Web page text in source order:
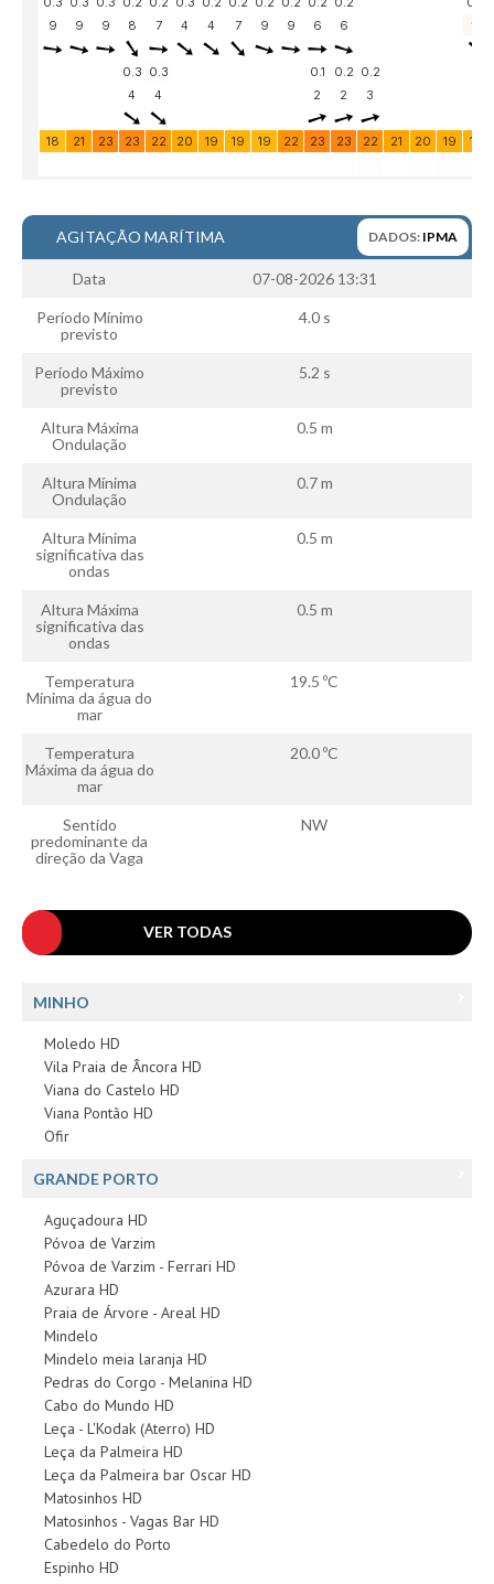
AGITAÇÃO MARÍTIMA DADOS: IPMA
Data 07-08-2026 13:31
Período Mínimo
previsto
4.0 s
Período Máximo
previsto
5.2 s
Altura Máxima
Ondulação
0.5 m
Altura Mínima
Ondulação
0.7 m
Altura Mínima
significativa das
ondas
0.5 m
Altura Máxima
significativa das
ondas
0.5 m
Temperatura
Mínima da água do
mar
19.5 ºC
Temperatura
Máxima da água do
mar
20.0 ºC
Sentido
predominante da
direção da Vaga
NW
VER TODAS
MINHO
Moledo HD
Vila Praia de Âncora HD
Viana do Castelo HD
Viana Pontão HD
Ofir
GRANDE PORTO
Aguçadoura HD
Póvoa de Varzim
Póvoa de Varzim - Ferrari HD
Azurara HD
Praia de Árvore - Areal HD
Mindelo
Mindelo meia laranja HD
Pedras do Corgo - Melanina HD
Cabo do Mundo HD
Leça - L'Kodak (Aterro) HD
Leça da Palmeira HD
Leça da Palmeira bar Oscar HD
Matosinhos HD
Matosinhos - Vagas Bar HD
Cabedelo do Porto
Espinho HD